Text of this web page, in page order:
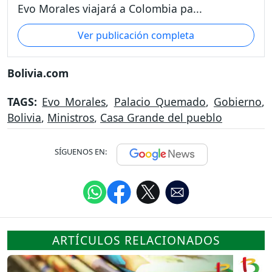
Evo Morales viajará a Colombia pa...
Ver publicación completa
Bolivia.com
TAGS: Evo Morales, Palacio Quemado, Gobierno,
Bolivia, Ministros, Casa Grande del pueblo
SÍGUENOS EN:
ARTÍCULOS RELACIONADOS